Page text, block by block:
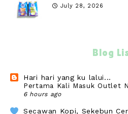
July 28, 2026
Blog
Hari hari yang ku lalui...
Pertama Kali Masuk Outlet
6 hours ago
Secawan Kopi, Sekebun